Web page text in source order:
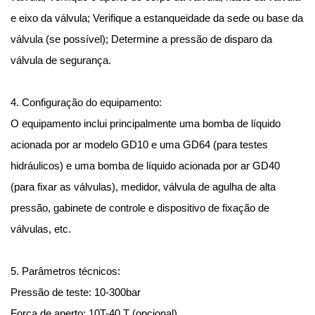
e eixo da válvula; Verifique a estanqueidade da sede ou base da
válvula (se possível); Determine a pressão de disparo da
válvula de segurança.
4. Configuração do equipamento:
O equipamento inclui principalmente uma bomba de líquido
acionada por ar modelo GD10 e uma GD64 (para testes
hidráulicos) e uma bomba de líquido acionada por ar GD40
(para fixar as válvulas), medidor, válvula de agulha de alta
pressão, gabinete de controle e dispositivo de fixação de
válvulas, etc.
5. Parâmetros técnicos:
Pressão de teste: 10-300bar